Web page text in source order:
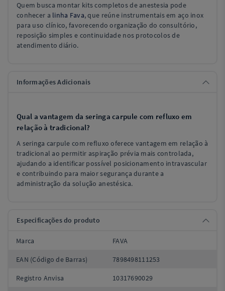
Quem busca montar kits completos de anestesia pode
conhecer a linha Fava, que reúne instrumentais em aço inox
para uso clínico, favorecendo organização do consultório,
reposição simples e continuidade nos protocolos de
atendimento diário.
Informações Adicionais
Qual a vantagem da seringa carpule com refluxo em
relação à tradicional?
A seringa carpule com refluxo oferece vantagem em relação à
tradicional ao permitir aspiração prévia mais controlada,
ajudando a identificar possível posicionamento intravascular
e contribuindo para maior segurança durante a
administração da solução anestésica.
Especificações do produto
Marca FAVA
EAN (Código de Barras) 7898498111253
Registro Anvisa 10317690029